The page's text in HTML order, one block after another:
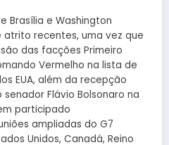
Brasília e Washington
recentes, uma vez que
das facções Primeiro
Vermelho na lista de
EUA, além da recepção
Flávio Bolsonaro na
participado
ampliadas do G7
Unidos, Canadá, Reino